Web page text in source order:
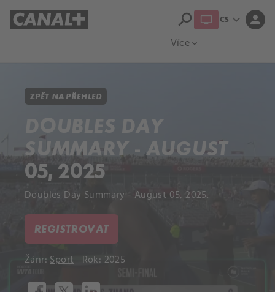
Více expand_more
search CS expand_more person
ZPĚT NA PŘEHLED
DOUBLES DAY
SUMMARY - AUGUST
05, 2025
Doubles Day Summary - August 05, 2025.
REGISTROVAT
Žánr:Sport Rok: 2025